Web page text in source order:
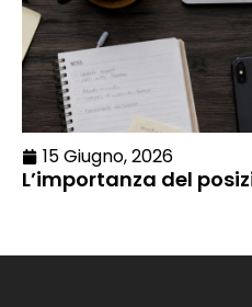
15 Giugno, 2026
L’importanza del